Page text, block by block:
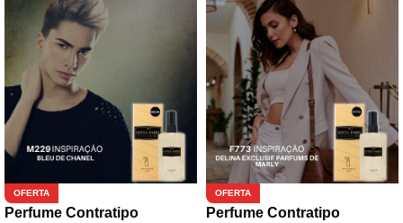
OFERTA
Perfume Contratipo
OFERTA
Perfume Contratipo